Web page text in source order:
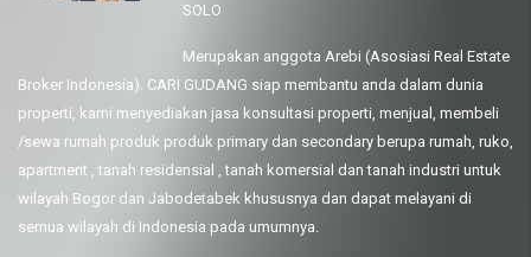
SOLO
Merupakan anggota Arebi (Asosiasi Real Estate
Broker Indonesia). CARI GUDANG siap membantu anda dalam dunia
properti, kami menyediakan jasa konsultasi properti, menjual, membeli
/sewa rumah produk produk primary dan secondary berupa rumah, ruko,
apartment , tanah residensial , tanah komersial dan tanah industri untuk
wilayah Bogor dan Jabodetabek khususnya dan dapat melayani di
semua wilayah di Indonesia pada umumnya.